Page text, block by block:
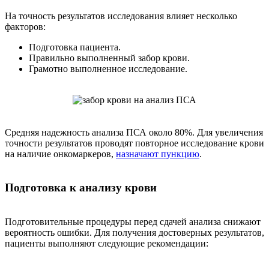
На точность результатов исследования влияет несколько
факторов:
Подготовка пациента.
Правильно выполненный забор крови.
Грамотно выполненное исследование.
Средняя надежность анализа ПСА около 80%. Для увеличения
точности результатов проводят повторное исследование крови
на наличие онкомаркеров, назначают пункцию.
Подготовка к анализу крови
Подготовительные процедуры перед сдачей анализа снижают
вероятность ошибки. Для получения достоверных результатов,
пациенты выполняют следующие рекомендации: